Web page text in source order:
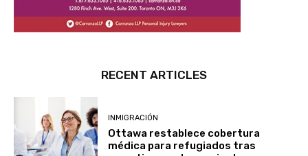
Ottawa restablece cobertura
médica para refugiados tras
revertir recortes recientes